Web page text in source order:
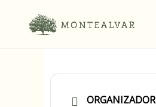
ORGANIZADOR